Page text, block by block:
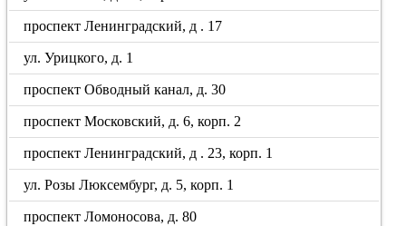
проспект Ленинградский, д . 17
ул. Урицкого, д. 1
проспект Обводный канал, д. 30
проспект Московский, д. 6, корп. 2
проспект Ленинградский, д . 23, корп. 1
ул. Розы Люксембург, д. 5, корп. 1
проспект Ломоносова, д. 80